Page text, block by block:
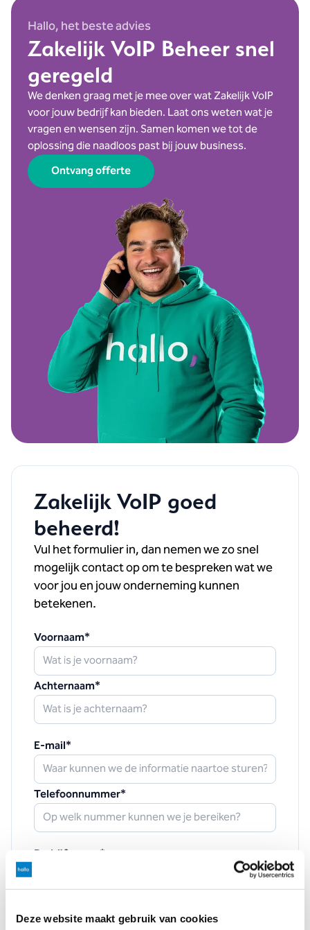
Deze website maakt gebruik van cookies
Hallo, het beste advies
Zakelijk VoIP Beheer snel
geregeld
We denken graag met je mee over wat Zakelijk VoIP
voor jouw bedrijf kan bieden. Laat ons weten wat je
vragen en wensen zijn. Samen komen we tot de
oplossing die naadloos past bij jouw business.
Ontvang offerte
Zakelijk VoIP goed
beheerd!
Vul het formulier in, dan nemen we zo snel
mogelijk contact op om te bespreken wat we
voor jou en jouw onderneming kunnen
betekenen.
Voornaam*
Achternaam*
E-mail*
Telefoonnummer*
Bedrijfsnaam *
Waarmee kunnen we je helpen?